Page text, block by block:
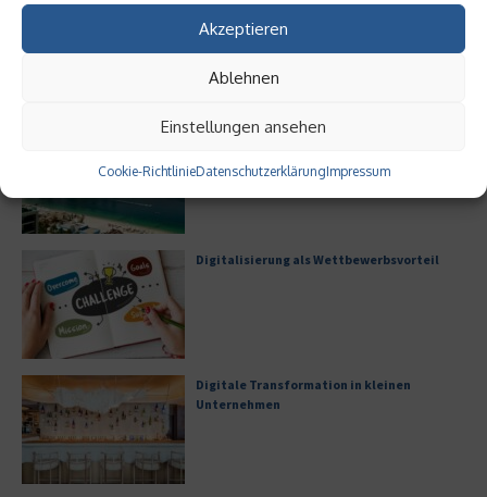
Akzeptieren
Ablehnen
Einstellungen ansehen
Cookie-RichtlinieDatenschutzerklärungImpressum
Leitfaden zur Eröffnung eines
Geschäftskontos für kleine Unternehmen
Hilton Worldwide: Eine Ikone der globalen
Digitalisierung als Wettbewerbsvorteil
Digitale Transformation in kleinen
Unternehmen